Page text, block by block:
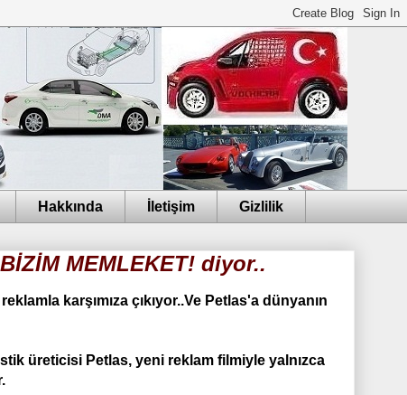
Hakkında İletişim Gizlilik
MEMLEKET! diyor..
karşımıza çıkıyor..Ve Petlas'a dünyanın
üreticisi Petlas, yeni reklam filmiyle yalnızca